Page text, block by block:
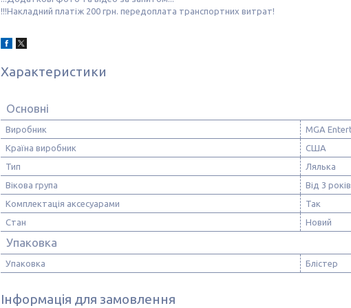
!!!Накладний платіж 200 грн. передоплата транспортних витрат!
Характеристики
Основні
Виробник
MGA
Країна виробник
США
Тип
Лялька
Вікова група
Від 3 років
Комплектація аксесуарами
Так
Стан
Новий
Упаковка
Упаковка Блістер
Інформація для замовлення